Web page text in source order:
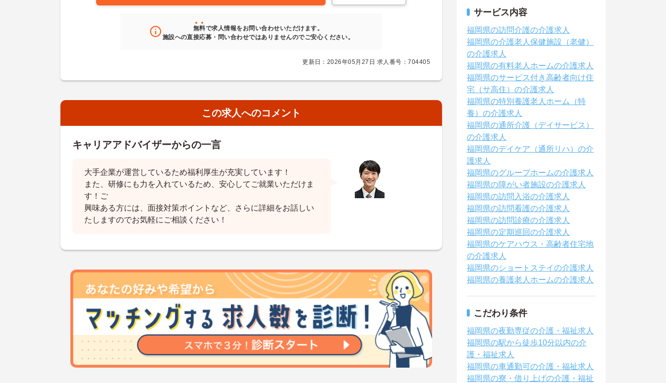
無料で求人情報をお問い合わせいただけます。
施設への直接応募・問い合わせではありませんのでご安心ください。
更新日：2026年05月27日 求人番号：704405
この求人へのコメント
キャリアアドバイザーからの一言
大手企業が運営しているため福利厚生が充実しています！
また、研修にも力を入れているため、安心してご就業いただけま
す！ご
興味ある方には、面接対策ポイントなど、さらに詳細をお話しい
たしますのでお気軽にご相談ください！
サービス内容
福岡県の訪問介護の介護求人
福岡県の介護老人保健施設（老健）
の介護求人
福岡県の有料老人ホームの介護求人
福岡県のサービス付き高齢者向け住
宅（サ高住）の介護求人
福岡県の特別養護老人ホーム（特
養）の介護求人
福岡県の通所介護（デイサービス）
の介護求人
福岡県のデイケア（通所リハ）の介
護求人
福岡県のグループホームの介護求人
福岡県の障がい者施設の介護求人
福岡県の訪問入浴の介護求人
福岡県の訪問看護の介護求人
福岡県の訪問診療の介護求人
福岡県の定期巡回の介護求人
福岡県のケアハウス・高齢者住宅地
の介護求人
福岡県のショートステイの介護求人
福岡県の養護老人ホームの介護求人
こだわり条件
福岡県の夜勤専従の介護・福祉求人
福岡県の駅から徒歩10分以内の介
護・福祉求人
福岡県の車通勤可の介護・福祉求人
福岡県の寮・借り上げの介護・福祉